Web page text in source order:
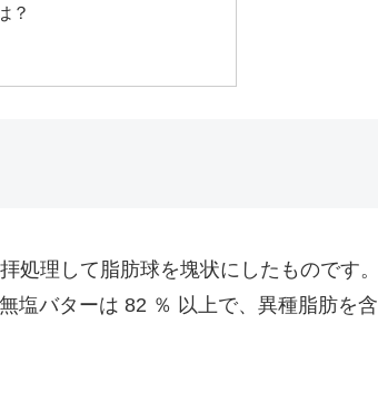
？
処理して脂肪球を塊状にしたものです。
塩バターは 82 ％ 以上で、異種脂肪を含